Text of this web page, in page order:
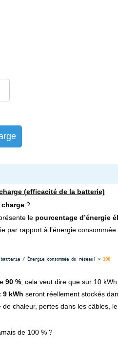
(efficacité de la batterie)
?
le pourcentage d’énergie
par rapport à l’énergie
/ Énergie consommée du réseau) × 100
90 %, cela veut dire que sur 10
9 kWh seront réellement stockés
chaleur, pertes dans les câbles,
de 100 % ?